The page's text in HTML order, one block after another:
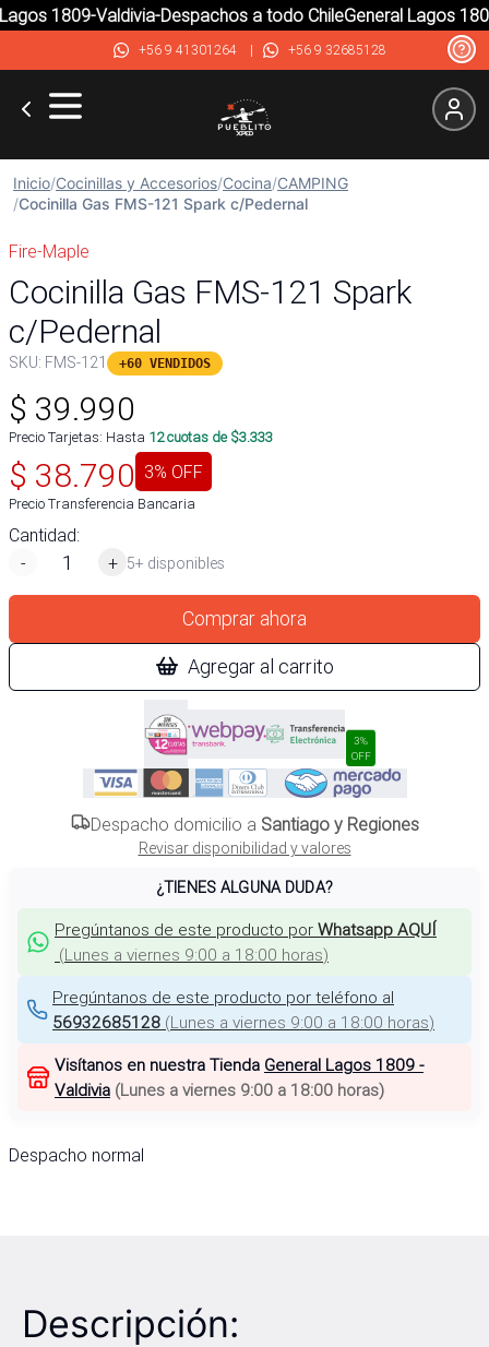
1809-Valdivia-Despachos a todo ChileGeneral Lagos
+56 9 41301264| +56 9 32685128
Inicio/Cocinillas y Accesorios/Cocina/CAMPING
/Cocinilla Gas FMS-121 Spark c/Pedernal
Fire-Maple
Cocinilla Gas FMS-121 Spark
c/Pedernal
SKU: FMS-121 +60 VENDIDOS
$ 39.990
Precio Tarjetas: Hasta 12cuotas de $3.333
$ 38.790 3% OFF
Precio Transferencia Bancaria
Cantidad:
-
+ 5+ disponibles
Comprar ahora
Agregar al carrito
3%
OFF
Despacho domicilio a Santiago y Regiones
Revisar disponibilidad y valores
¿TIENES ALGUNA DUDA?
Pregúntanos de este producto por Whatsapp AQUÍ
(Lunes a viernes 9:00 a 18:00 horas)
Pregúntanos de este producto por teléfono al
56932685128 (Lunes a viernes 9:00 a 18:00 horas)
Visítanos en nuestra Tienda General Lagos 1809 -
Valdivia (Lunes a viernes 9:00 a 18:00 horas)
Despacho normal
Descripción: